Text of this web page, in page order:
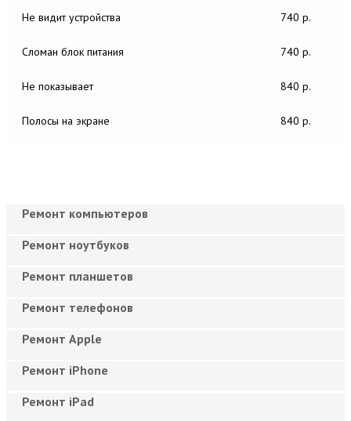
Не видит устройства 740 р.
Сломан блок питания 740 р.
Не показывает 840 р.
Полосы на экране 840 р.
Ремонт компьютеров
Ремонт ноутбуков
Ремонт планшетов
Ремонт телефонов
Ремонт Apple
Ремонт iPhone
Ремонт iPad